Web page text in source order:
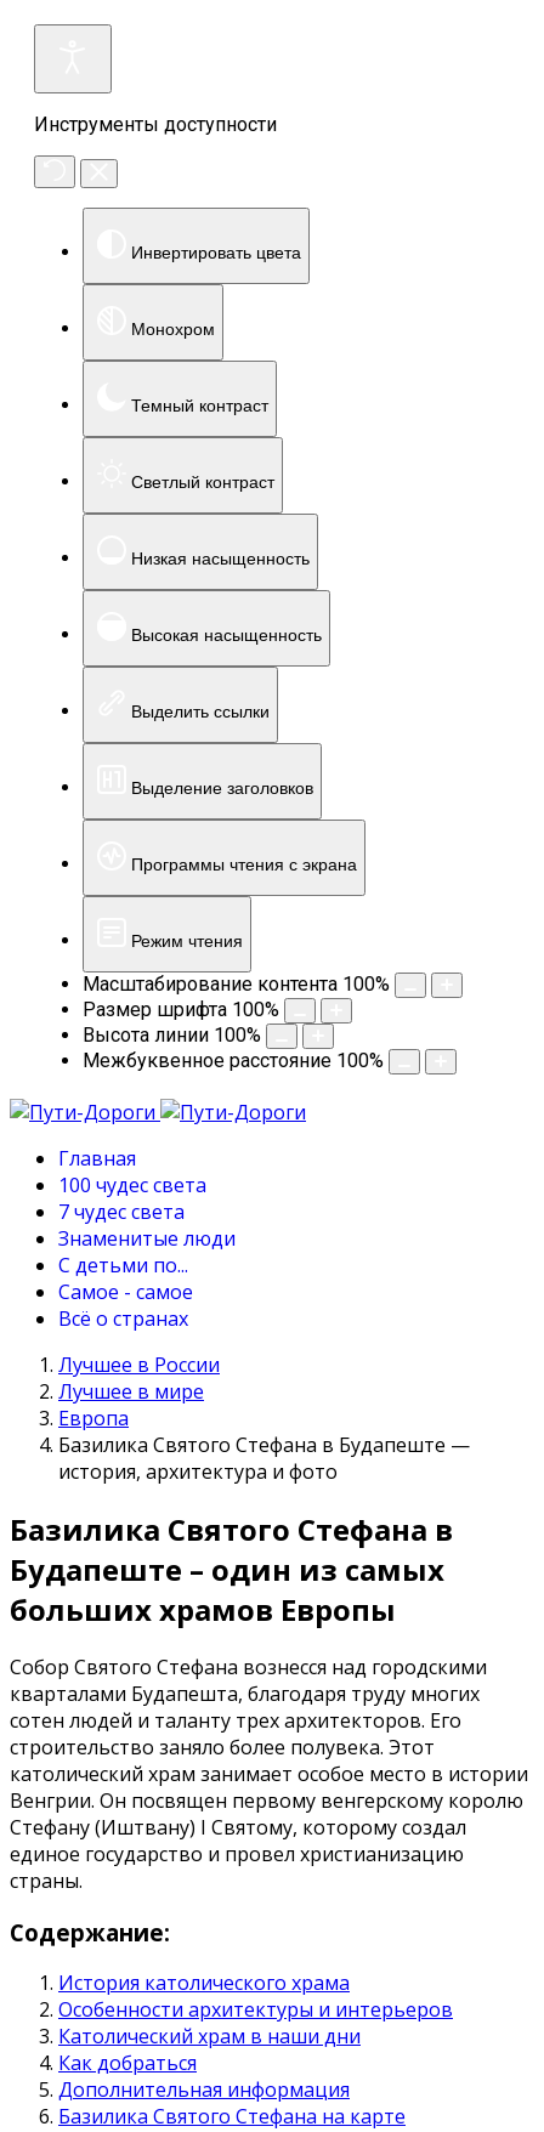
Инструменты доступности
Инвертировать цвета
Монохром
Темный контраст
Светлый контраст
Низкая насыщенность
Высокая насыщенность
Выделить ссылки
Выделение заголовков
Программы чтения с экрана
Режим чтения
Масштабирование контента 100%
Размер шрифта 100%
Высота линии 100%
Межбуквенное расстояние 100%
Главная
100 чудес света
7 чудес света
Знаменитые люди
С детьми по...
Самое - самое
Всё о странах
Лучшее в России
Лучшее в мире
Европа
Базилика Святого Стефана в Будапеште —
история, архитектура и фото
Базилика Святого Стефана в
Будапеште – один из самых
больших храмов Европы
Собор Святого Стефана вознесся над городскими
кварталами Будапешта, благодаря труду многих
сотен людей и таланту трех архитекторов. Его
строительство заняло более полувека. Этот
католический храм занимает особое место в истории
Венгрии. Он посвящен первому венгерскому королю
Стефану (Иштвану) I Святому, которому создал
единое государство и провел христианизацию
страны.
Содержание:
История католического храма
Особенности архитектуры и интерьеров
Католический храм в наши дни
Как добраться
Дополнительная информация
Базилика Святого Стефана на карте